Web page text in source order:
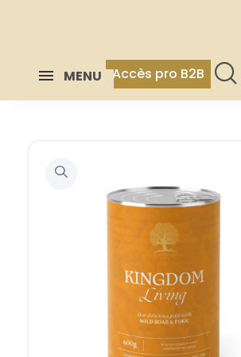
MENU Accès pro B2B